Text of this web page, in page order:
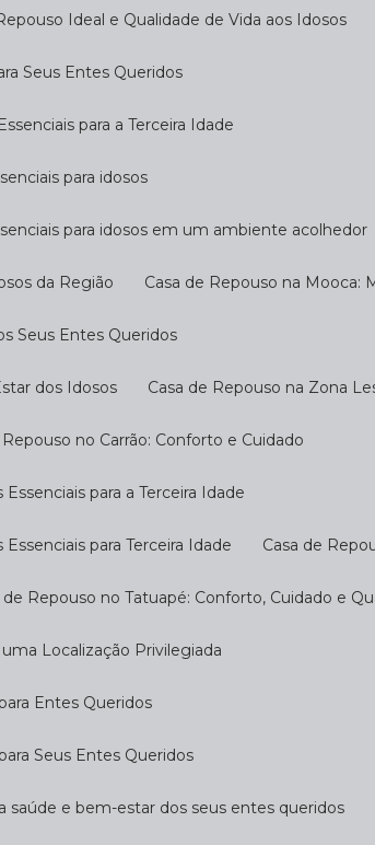
Repouso Ideal e Qualidade de Vida aos Idosos
Seus Entes Queridos
para a Terceira Idade
para idosos
para idosos em um ambiente acolhedor
da Região Casa de Repouso na Mooca:
Seus Entes Queridos
dos Idosos Casa de Repouso na Zona
Repouso no Carrão: Conforto e Cuidado
para a Terceira Idade
para Terceira Idade Casa de
de Repouso no Tatuapé: Conforto, Cuidado e
Localização Privilegiada
Entes Queridos
Seus Entes Queridos
saúde e bem-estar dos seus entes queridos